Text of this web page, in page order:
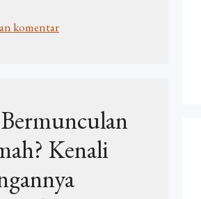
komentar
Kenali